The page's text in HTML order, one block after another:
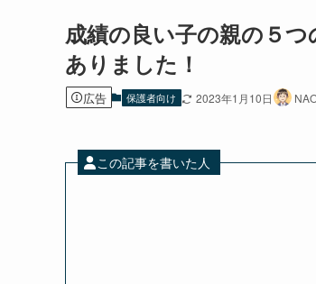
成績の良い子の親の５
ありました！
広告 保護者向け 2023年1月10日
この記事を書いた人